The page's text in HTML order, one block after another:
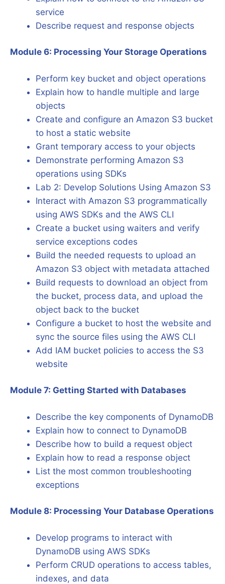
service
Describe request and response objects
Module 6: Processing Your Storage Operations
Perform key bucket and object operations
Explain how to handle multiple and large
objects
Create and configure an Amazon S3 bucket
to host a static website
Grant temporary access to your objects
Demonstrate performing Amazon S3
operations using SDKs
Lab 2: Develop Solutions Using Amazon S3
Interact with Amazon S3 programmatically
using AWS SDKs and the AWS CLI
Create a bucket using waiters and verify
service exceptions codes
Build the needed requests to upload an
Amazon S3 object with metadata attached
Build requests to download an object from
the bucket, process data, and upload the
object back to the bucket
Configure a bucket to host the website and
sync the source files using the AWS CLI
Add IAM bucket policies to access the S3
website
Module 7: Getting Started with Databases
Describe the key components of DynamoDB
Explain how to connect to DynamoDB
Describe how to build a request object
Explain how to read a response object
List the most common troubleshooting
exceptions
Module 8: Processing Your Database Operations
Develop programs to interact with
DynamoDB using AWS SDKs
Perform CRUD operations to access tables,
indexes, and data